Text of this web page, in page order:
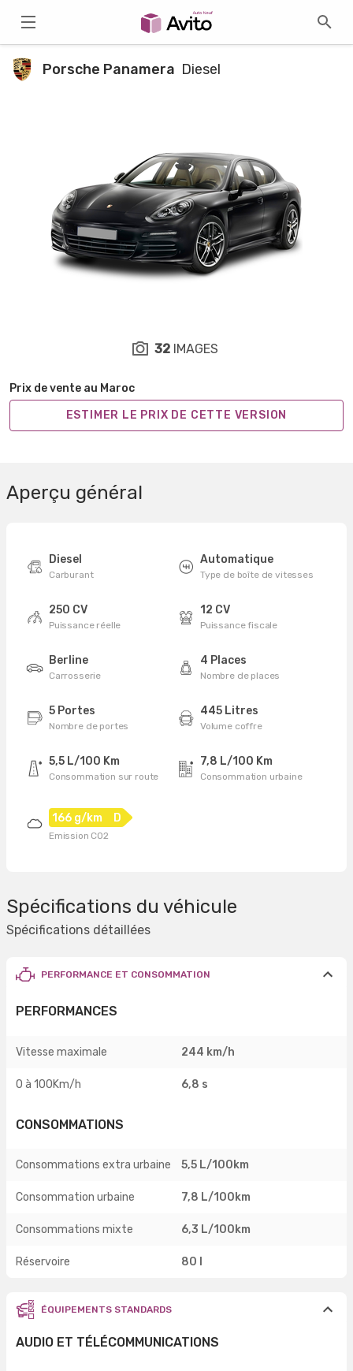
Porsche Panamera Diesel
Prix de vente au Maroc
ESTIMER LE PRIX DE CETTE VERSION
32 IMAGES
Aperçu général
Diesel
Carburant
Automatique
Type de boîte de vitesses
250 CV
Puissance réelle
12 CV
Puissance fiscale
Berline
Carrosserie
4 Places
Nombre de places
5 Portes
Nombre de portes
445 Litres
Volume coffre
5,5 L/100 Km
Consommation sur route
7,8 L/100 Km
Consommation urbaine
166 g/km D
Emission CO2
Spécifications du véhicule
Spécifications détaillées
PERFORMANCE ET CONSOMMATION
PERFORMANCES
Vitesse maximale 244 km/h
0 à 100Km/h 6,8 s
CONSOMMATIONS
Consommations extra urbaine 5,5 L/100km
Consommation urbaine 7,8 L/100km
Consommations mixte 6,3 L/100km
Réservoire 80 l
ÉQUIPEMENTS STANDARDS
AUDIO ET TÉLÉCOMMUNICATIONS